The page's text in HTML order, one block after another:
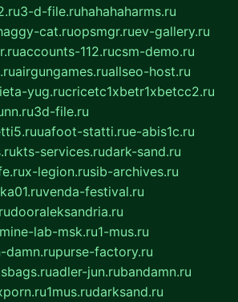
3-d-file.ruhahahaharms.ru
cat.ruopsmgr.ruev-gallery.ru
accounts-112.rucsm-demo.ru
airgungames.ruallseo-host.ru
yug.rucricetc1xbetr1xbetcc2.ru
3d-file.ru
uafoot-statti.rue-abis1c.ru
kts-services.rudark-sand.ru
x-legion.rusib-archives.ru
venda-festival.ru
dooraleksandria.ru
mine-lab-msk.ru1-mus.ru
damn.rupurse-factory.ru
adler-jun.rubandamn.ru
1mus.rudarksand.ru